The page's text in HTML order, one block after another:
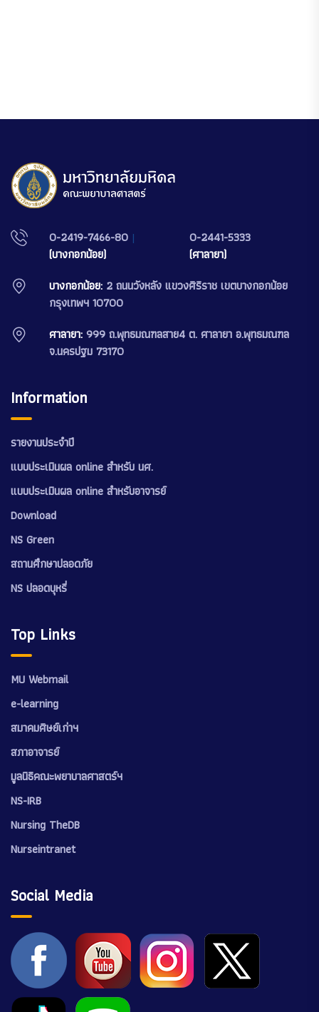
0-2419-7466-80 |
(บางกอกน้อย)
0-2441-5333
(ศาลายา)
บางกอกน้อย: 2 ถนนวังหลัง แขวงศิริราช เขตบางกอกน้อย
กรุงเทพฯ 10700
ศาลายา: 999 ถ.พุทธมณฑลสาย4 ต. ศาลายา อ.พุทธมณฑล
จ.นครปฐม 73170
Information
รายงานประจำปี
แบบประเมินผล online สำหรับ นศ.
แบบประเมินผล online สำหรับอาจารย์
Download
NS Green
สถานศึกษาปลอดภัย
NS ปลอดบุหรี่
Top Links
MU Webmail
e-learning
สมาคมศิษย์เก่าฯ
สภาอาจารย์
มูลนิธิคณะพยาบาลศาสตร์ฯ
NS-IRB
Nursing TheDB
Nurseintranet
Social Media